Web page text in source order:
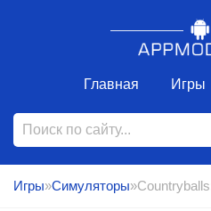
Главная Игры
Игры»Симуляторы